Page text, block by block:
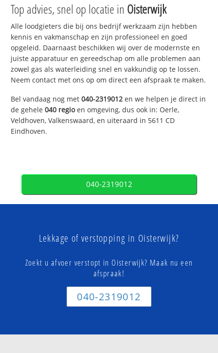
Top advies, snel op locatie in Oisterwijk
Alle loodgieters die bij ons bedrijf werkzaam zijn hebben
kennis en vakmanschap en zijn professioneel en goed
opgeleid. Daarnaast beschikken wij over de modernste en
juiste apparatuur en gereedschap om alle problemen aan
zowel gas als waterleiding snel en vakkundig op te lossen.
Neem contact met ons op om direct een afspraak te maken.
Bel vandaag nog met040-2319012 en we helpen je direct in
de gehele040 regioen omgeving, dus ook in: Oerle,
Veldhoven, Valkenswaard, en uiteraard in 5611 CD
Eindhoven.
040-2319012
Lekkage of verstopping in Oisterwijk?
Zoekt u afvoer verstopt in Oisterwijk? Maak nu een
afspraak!
040-2319012